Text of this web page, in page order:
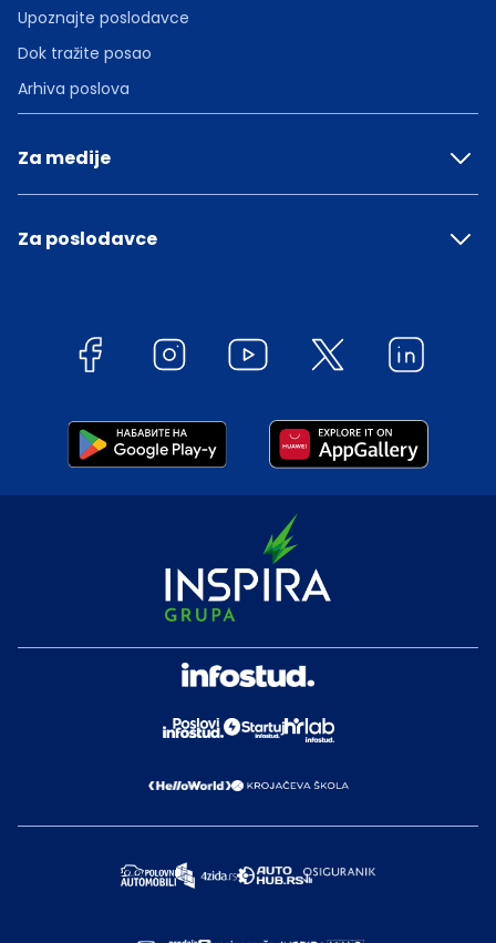
Upoznajte poslodavce
Dok tražite posao
Arhiva poslova
Za medije
Za poslodavce